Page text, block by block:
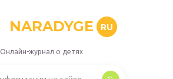
NARADYGE RU
Онлайн-журнал о детях